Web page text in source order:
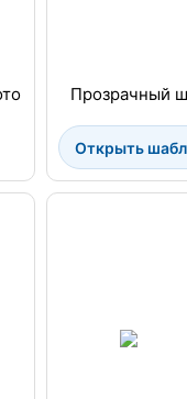
Прозрачный
Открыть